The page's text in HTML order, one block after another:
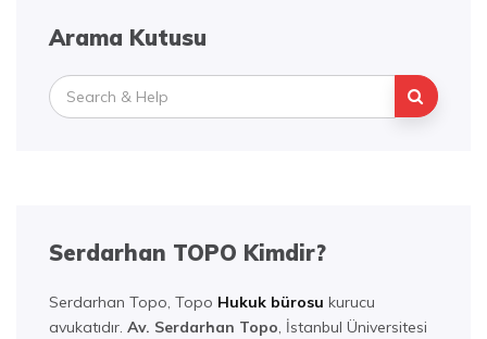
Arama Kutusu
Search
for:
Serdarhan TOPO Kimdir?
Serdarhan Topo, Topo Hukuk bürosu kurucu
avukatıdır. Av. Serdarhan Topo, İstanbul Üniversitesi